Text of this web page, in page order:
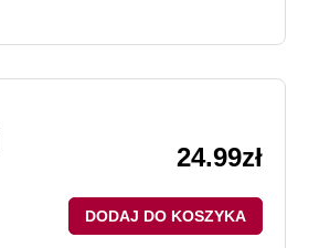
24.99zł
DODAJ DO KOSZYKA